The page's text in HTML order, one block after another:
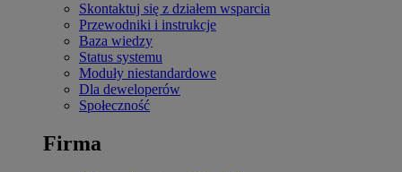
Skontaktuj się z działem wsparcia
Przewodniki i instrukcje
Baza wiedzy
Status systemu
Moduły niestandardowe
Dla deweloperów
Społeczność
Firma